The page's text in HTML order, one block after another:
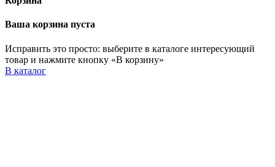
Ваша корзина пуста
Исправить это просто: выберите в каталоге интересующий
товар и нажмите кнопку «В корзину»
В каталог